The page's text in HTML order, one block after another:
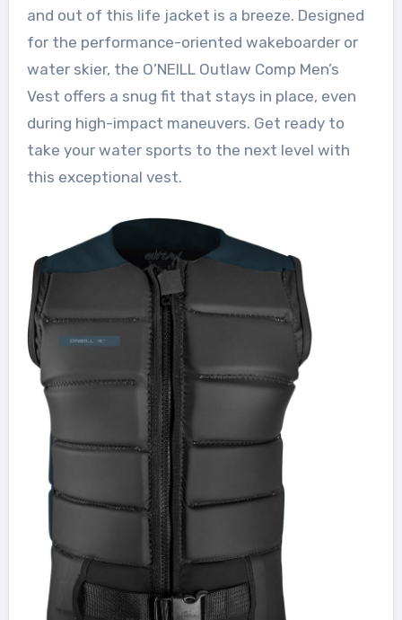
and out of this life jacket is a breeze. Designed
for the performance-oriented wakeboarder or
water skier, the O’NEILL Outlaw Comp Men’s
Vest offers a snug fit that stays in place, even
during high-impact maneuvers. Get ready to
take your water sports to the next level with
this exceptional vest.